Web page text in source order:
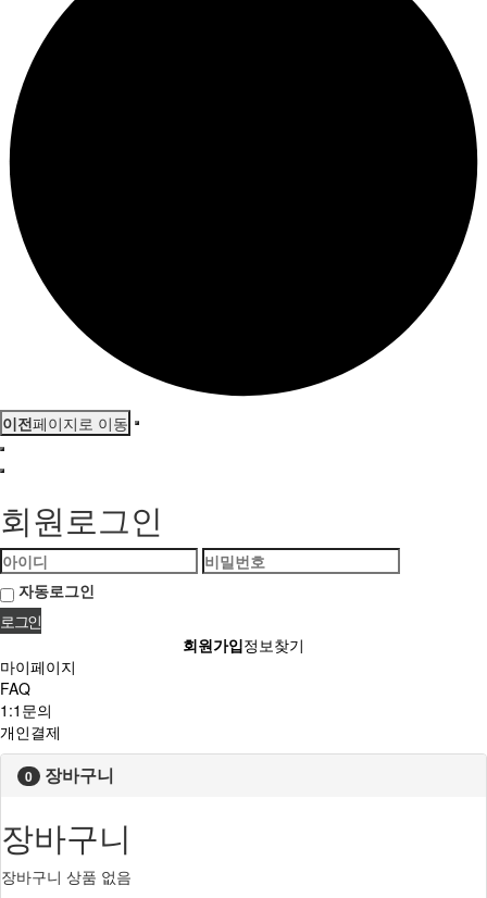
이전페이지로 이동
회원로그인
자동로그인
회원가입정보찾기
마이페이지
FAQ
1:1문의
개인결제
0 장바구니
장바구니
장바구니 상품 없음